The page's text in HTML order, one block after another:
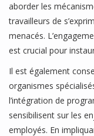
aborder les
travailleurs de
menacés.
est crucial pour
Il est également
organismes
l’intégration de
sensibilisent sur les
employés. En